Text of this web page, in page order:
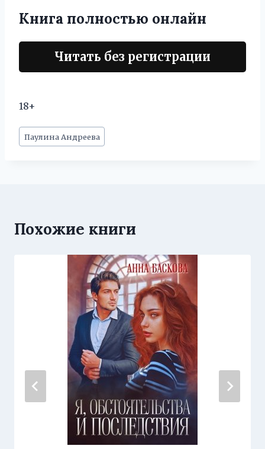
Книга полностью онлайн
Читать без регистрации
18+
Метки
записи:
Паулина Андреева
Похожие книги